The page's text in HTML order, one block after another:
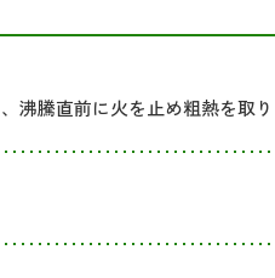
騰直前に火を止め粗熱を取り